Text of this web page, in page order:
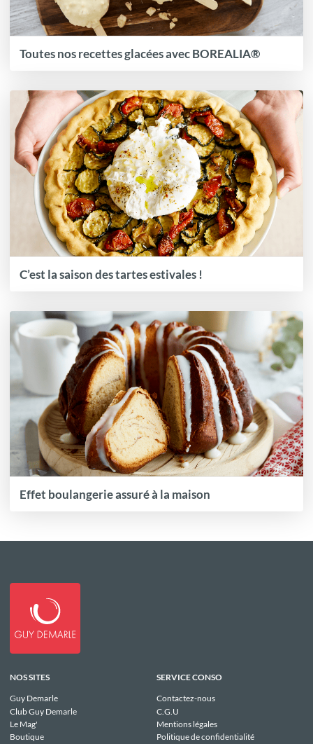
Toutes nos recettes glacées avec BOREALIA®
C’est la saison des tartes estivales !
Effet boulangerie assuré à la maison
NOS SITES
Guy Demarle
Club Guy Demarle
Le Mag'
Boutique
SERVICE CONSO
Contactez-nous
C.G.U
Mentions légales
Politique de confidentialité